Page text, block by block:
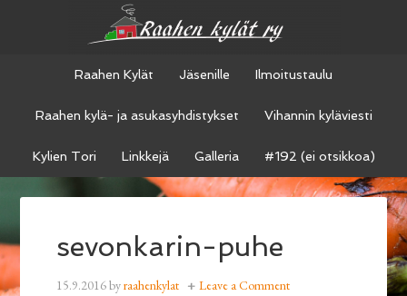
Raahen Kylät Jäsenille Ilmoitustaulu
Raahen kylä- ja asukasyhdistykset Vihannin kyläviesti
Kylien Tori Linkkejä Galleria #192 (ei otsikkoa)
sevonkarin-puhe
15.9.2016byraahenkylat Leave a Comment